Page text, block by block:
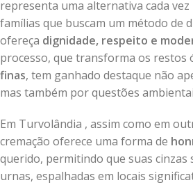
representa uma alternativa cada
famílias que buscam um método de
ofereça dignidade, respeito e
processo, que transforma os restos
finas, tem ganhado destaque não
mas também por questões
Em Turvolândia , assim como em
cremação oferece uma forma de
querido, permitindo que suas cinzas
urnas, espalhadas em locais